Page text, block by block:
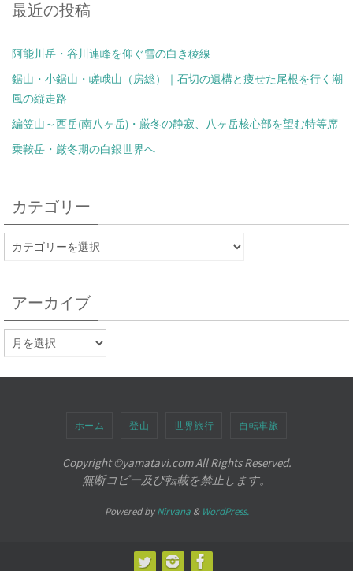
最近の投稿
阿能川岳・谷川連峰を仰ぐ雪の白き稜線
鋸山・小鋸山・嵯峨山（房総）｜石切の遺構と痩せた尾根を行く潮
風の縦走路
編笠山～西岳(南八ヶ岳)・厳冬の静寂、八ヶ岳核心部を望む特等席
乗鞍岳・厳冬期の白銀世界へ
カテゴリー
アーカイブ
ホーム 登山 世界旅行 自転車旅
Copyright ©︎yamatavi.com All Rights Reserved.
無断コピー及び転載を禁止します。
Powered byNirvana& WordPress.